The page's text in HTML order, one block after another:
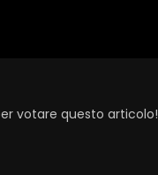
votare questo articolo!